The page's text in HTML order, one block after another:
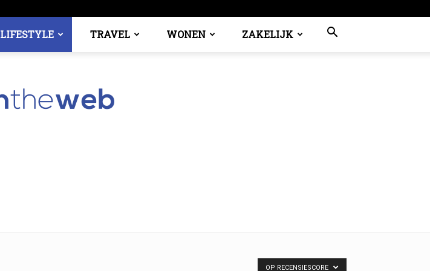
LIFESTYLE TRAVEL WONEN ZAKELIJK
OP RECENSIESCORE